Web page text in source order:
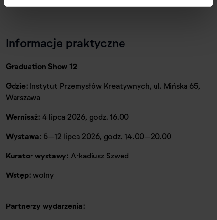
Informacje praktyczne
Graduation Show 12
Gdzie: Instytut Przemysłów Kreatywnych, ul. Mińska 65,
Warszawa
Wernisaż: 4 lipca 2026, godz. 16.00
Wystawa: 5–12 lipca 2026, godz. 14.00–20.00
Kurator wystawy: Arkadiusz Szwed
Wstęp: wolny
Partnerzy wydarzenia: